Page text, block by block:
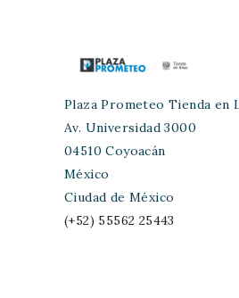
Plaza Prometeo Tienda en
Av. Universidad 3000
04510 Coyoacán
México
Ciudad de México
(+52) 55562 25443